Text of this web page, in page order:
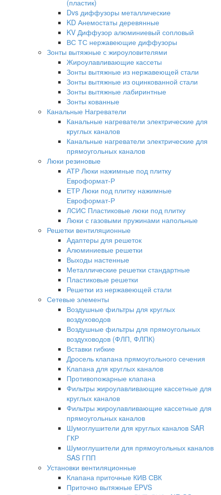
(пластик)
Dvs диффузоры металлические
KD Анемостаты деревянные
KV Диффузор алюминиевый сопловый
ВС ТС нержавеющие диффузоры
Зонты вытяжные с жироуловителями
Жироулавливающие кассеты
Зонты вытяжные из нержавеющей стали
Зонты вытяжные из оцинкованной стали
Зонты вытяжные лабиринтные
Зонты кованные
Канальные Нагреватели
Канальные нагреватели электрические для
круглых каналов
Канальные нагреватели электрические для
прямоугольных каналов
Люки резиновые
АТР Люки нажимные под плитку
Евроформат-Р
ЕТР Люки под плитку нажимные
Евроформат-Р
ЛСИС Пластиковые люки под плитку
Люки с газовыми пружинами напольные
Решетки вентиляционные
Адаптеры для решеток
Алюминиевые решетки
Выходы настенные
Металлические решетки стандартные
Пластиковые решетки
Решетки из нержавеющей стали
Сетевые элементы
Воздушные фильтры для круглых
воздуховодов
Воздушные фильтры для прямоугольных
воздуховодов (ФЛП, ФЛПК)
Вставки гибкие
Дросель клапана прямоугольного сечения
Клапана для круглых каналов
Противопожарные клапана
Фильтры жироулавливающие кассетные для
круглых каналов
Фильтры жироулавливающие кассетные для
прямоугольных каналов
Шумоглушители для круглых каналов SAR
ГКР
Шумоглушители для прямоугольных каналов
SAS ГПП
Установки вентиляционные
Клапана приточные КИВ СВК
Приточно вытяжные EPVS